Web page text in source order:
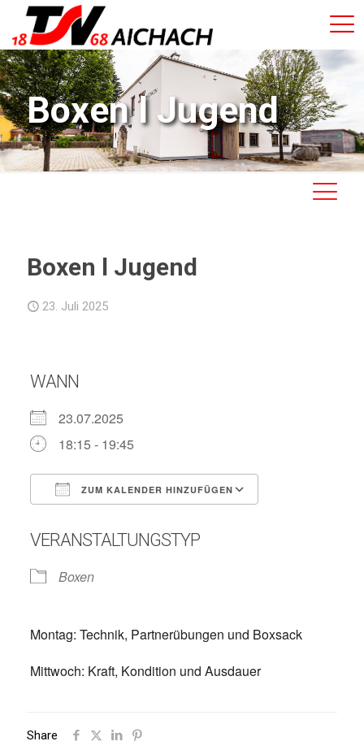
Boxen l Jugend
Boxen l Jugend
23. Juli 2025
WANN
23.07.2025
18:15 - 19:45
ZUM KALENDER HINZUFÜGEN
VERANSTALTUNGSTYP
Boxen
Montag: Technik, Partnerübungen und Boxsack
Mittwoch: Kraft, Kondition und Ausdauer
Share